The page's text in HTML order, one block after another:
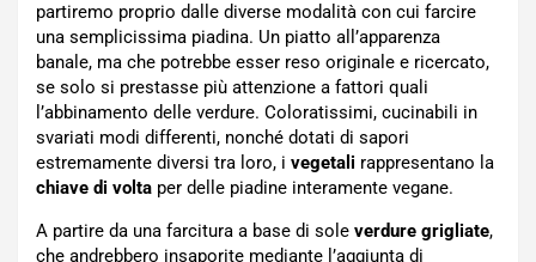
partiremo proprio dalle diverse modalità con cui farcire
una semplicissima piadina. Un piatto all’apparenza
banale, ma che potrebbe esser reso originale e ricercato,
se solo si prestasse più attenzione a fattori quali
l’abbinamento delle verdure. Coloratissimi, cucinabili in
svariati modi differenti, nonché dotati di sapori
estremamente diversi tra loro, i vegetali rappresentano la
chiave di volta per delle piadine interamente vegane.
A partire da una farcitura a base di sole verdure grigliate,
che andrebbero insaporite mediante l’aggiunta di